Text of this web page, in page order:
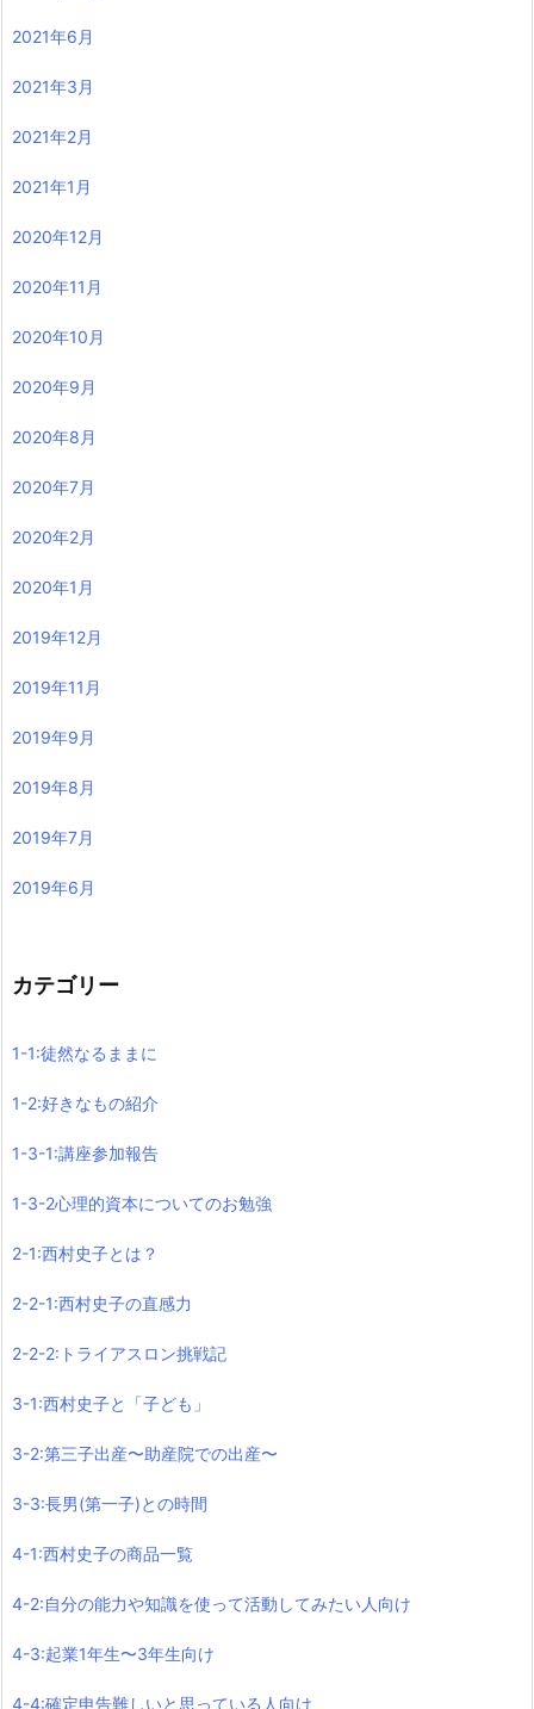
2021年6月
2021年3月
2021年2月
2021年1月
2020年12月
2020年11月
2020年10月
2020年9月
2020年8月
2020年7月
2020年2月
2020年1月
2019年12月
2019年11月
2019年9月
2019年8月
2019年7月
2019年6月
カテゴリー
1-1:徒然なるままに
1-2:好きなもの紹介
1-3-1:講座参加報告
1-3-2心理的資本についてのお勉強
2-1:西村史子とは？
2-2-1:西村史子の直感力
2-2-2:トライアスロン挑戦記
3-1:西村史子と「子ども」
3-2:第三子出産〜助産院での出産〜
3-3:長男(第一子)との時間
4-1:西村史子の商品一覧
4-2:自分の能力や知識を使って活動してみたい人向け
4-3:起業1年生〜3年生向け
4-4:確定申告難しいと思っている人向け